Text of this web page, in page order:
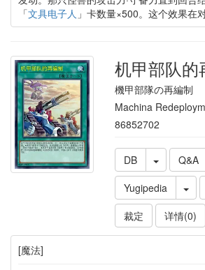
「文具电子人 」卡数量×500。这个效果在
机甲部队的
機甲部隊の再編制
Machina
86852702
DB Q&A
Yugipedia
裁定
详情(0)
[魔法]